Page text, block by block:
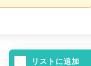
リストに追加